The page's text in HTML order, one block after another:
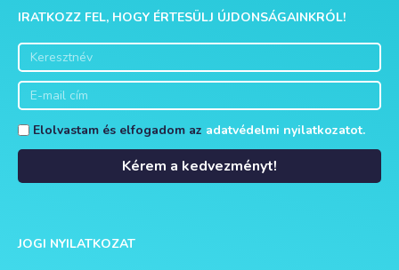
IRATKOZZ FEL, HOGY ÉRTESÜLJ ÚJDONSÁGAINKRÓL!
Elolvastam és elfogadom az adatvédelmi nyilatkozatot.
Kérem a kedvezményt!
JOGI NYILATKOZAT